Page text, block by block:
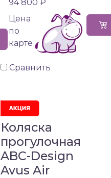
94 800 ₽
Цена
по
карте
Сравнить
Коляска
прогулочная
ABC-Design
Avus Air